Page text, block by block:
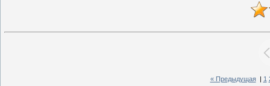
« Предыдущая| 1